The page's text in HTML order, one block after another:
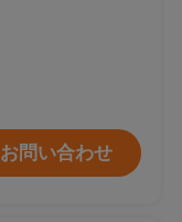
お問い合わせ